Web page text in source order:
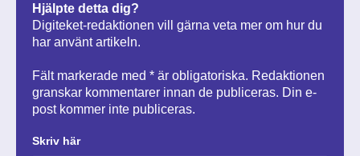
Hjälpte detta dig?
Digiteket-redaktionen vill gärna veta mer om hur du
har använt artikeln.
Fält markerade med * är obligatoriska. Redaktionen
granskar kommentarer innan de publiceras. Din e-
post kommer inte publiceras.
Skriv här